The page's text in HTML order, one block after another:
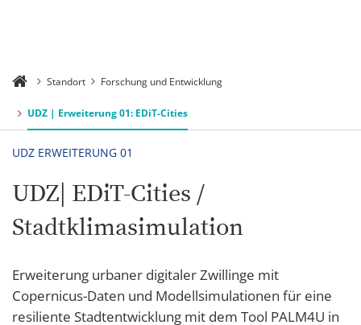
Standort Forschung und Entwicklung
UDZ | Erweiterung 01: EDiT-Cities
UDZ ERWEITERUNG 01
UDZ| EDiT-Cities /
Stadtklimasimulation
Erweiterung urbaner digitaler Zwillinge mit
Copernicus-Daten und Modellsimulationen für eine
resiliente Stadtentwicklung mit dem Tool PALM4U in